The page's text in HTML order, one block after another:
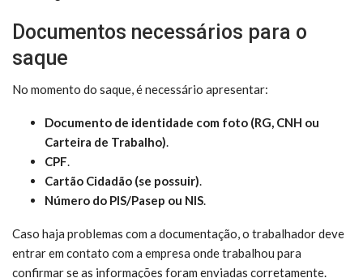
Documentos necessários para o
saque
No momento do saque, é necessário apresentar:
Documento de identidade com foto (RG, CNH ou
Carteira de Trabalho).
CPF.
Cartão Cidadão (se possuir).
Número do PIS/Pasep ou NIS.
Caso haja problemas com a documentação, o trabalhador deve
entrar em contato com a empresa onde trabalhou para
confirmar se as informações foram enviadas corretamente.